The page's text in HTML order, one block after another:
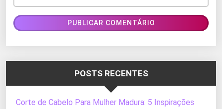
POSTS RECENTES
Corte de Cabelo Para Mulher Madura: 5 Inspirações